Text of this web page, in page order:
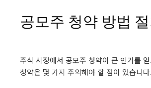
공모주 청약 방법
주식 시장에서 공모주 청약이 큰 인기를
청약은 몇 가지 주의해야 할 점이 있습니